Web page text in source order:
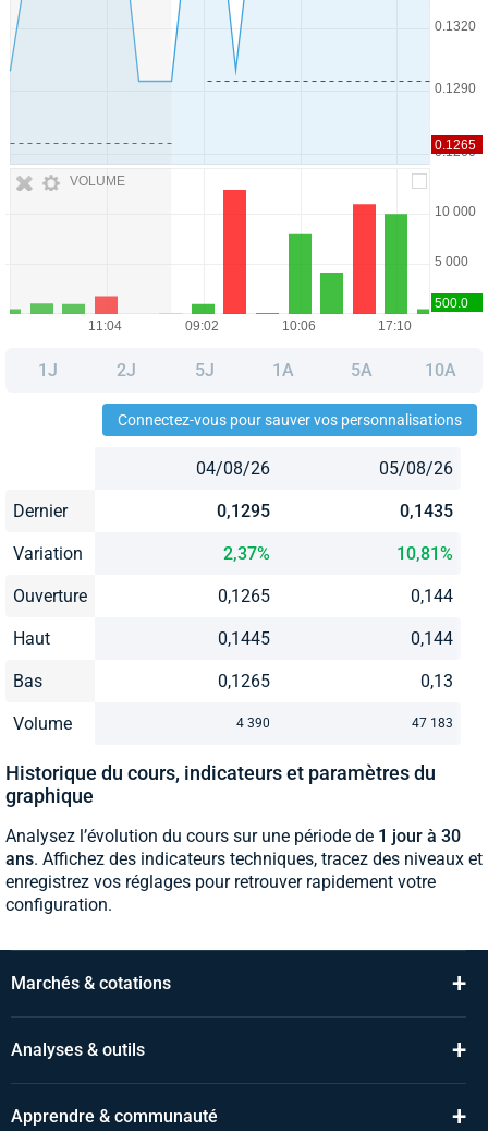
VOLUME
1J 2J 5J 1A 5A 10A
Connectez-vous pour sauver vos personnalisations
04/08/26 05/08/26
Dernier 0,1295 0,1435
Variation 2,37% 10,81%
Ouverture 0,1265 0,144
Haut 0,1445 0,144
Bas 0,1265 0,13
Volume 4 390 47 183
Historique du cours, indicateurs et paramètres du
graphique
Analysez l’évolution du cours sur une période de 1 jour à 30
ans. Affichez des indicateurs techniques, tracez des niveaux et
enregistrez vos réglages pour retrouver rapidement votre
configuration.
Marchés & cotations +
Analyses & outils +
Apprendre & communauté +